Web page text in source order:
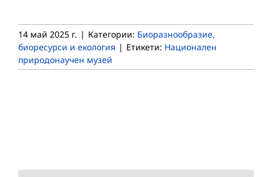
14 май 2025 г. | Категории: Биоразнообразие,
биоресурси и екология | Етикети: Национален
природонаучен музей